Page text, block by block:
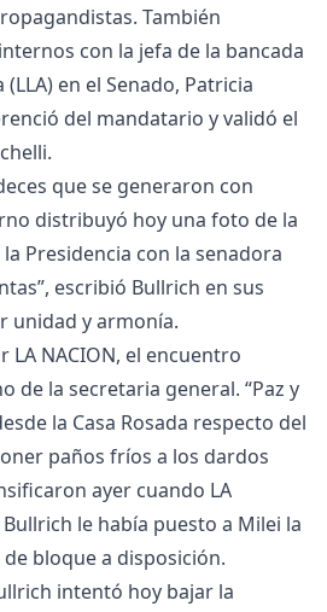
También
con la jefa de la bancada
en el Senado, Patricia
del mandatario y validó el
que se generaron con
distribuyó hoy una foto de la
Presidencia con la senadora
escribió Bullrich en sus
unidad y armonía.
LA NACION, el encuentro
de la secretaria general. “Paz y
la Casa Rosada respecto del
paños fríos a los dardos
ayer cuando LA
le había puesto a Milei la
bloque a disposición.
intentó hoy bajar la